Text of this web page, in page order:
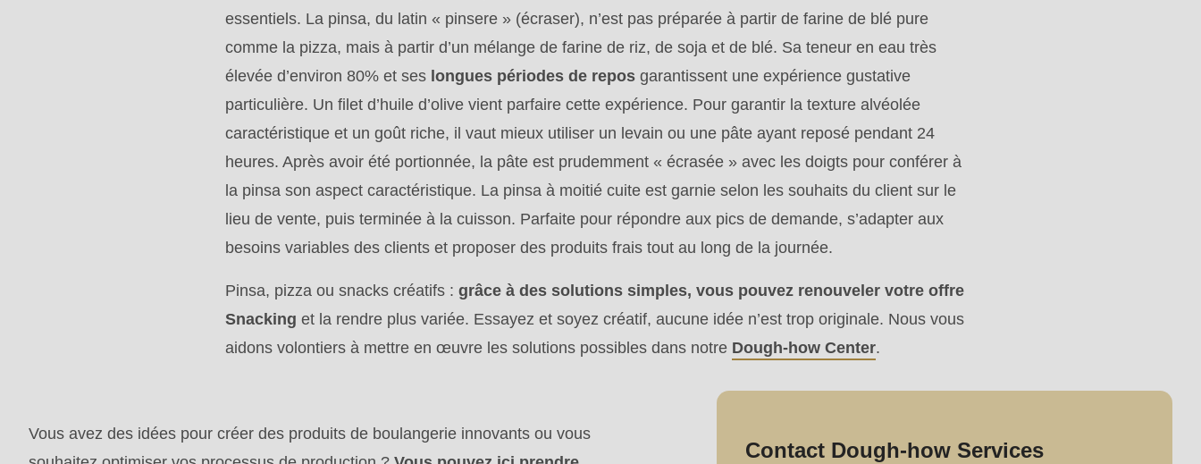
($string)
essentiels. La pinsa, du latin « pinsere » (écraser), n’est pas préparée à partir de farine de blé pure
comme la pizza, mais à partir d’un mélange de farine de riz, de soja et de blé. Sa teneur en eau très
élevée d’environ 80% et ses longues périodes de repos garantissent une expérience gustative
particulière. Un filet d’huile d’olive vient parfaire cette expérience. Pour garantir la texture alvéolée
caractéristique et un goût riche, il vaut mieux utiliser un levain ou une pâte ayant reposé pendant 24
heures. Après avoir été portionnée, la pâte est prudemment « écrasée » avec les doigts pour conférer à
la pinsa son aspect caractéristique. La pinsa à moitié cuite est garnie selon les souhaits du client sur le
lieu de vente, puis terminée à la cuisson. Parfaite pour répondre aux pics de demande, s’adapter aux
besoins variables des clients et proposer des produits frais tout au long de la journée.
Pinsa, pizza ou snacks créatifs : grâce à des solutions simples, vous pouvez renouveler votre offre
Snacking et la rendre plus variée. Essayez et soyez créatif, aucune idée n’est trop originale. Nous vous
aidons volontiers à mettre en œuvre les solutions possibles dans notre Dough-how Center.
Vous avez des idées pour créer des produits de boulangerie innovants ou vous
Contact Dough-how Services